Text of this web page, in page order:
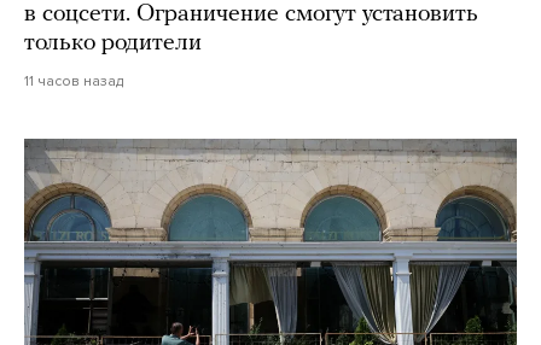
в соцсети. Ограничение смогут установить
только родители
11 часов назад